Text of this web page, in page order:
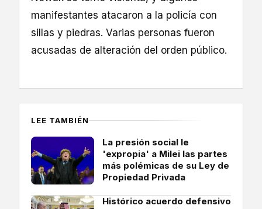
manifestantes atacaron a la policía con
sillas y piedras. Varias personas fueron
acusadas de alteración del orden público.
LEE TAMBIÉN
La presión social le
'expropia' a Milei las partes
más polémicas de su Ley de
Propiedad Privada
Histórico acuerdo defensivo